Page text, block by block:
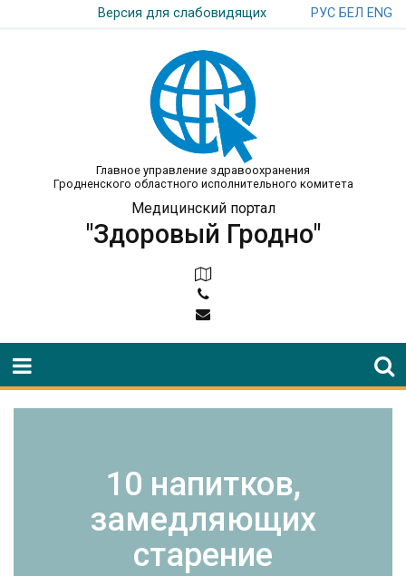
Версия для слабовидящих РУС БЕЛ ENG
Главное управление здравоохранения
Гродненского областного исполнительного комитета
Медицинский портал
"Здоровый Гродно"
10 напитков,
замедляющих
старение